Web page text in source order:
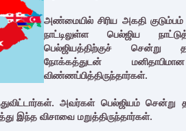
அண்மையில் சிரிய அகதி
நாட்டிலுள்ள பெல்ஜிய
பெல்ஜியத்திற்குச் சென்று
நோக்கத்துடன்
விண்ணப்பித்திருந்தார்கள்.
அவர்கள் பெல்ஜியம் சென்று
இந்த விசாவை மறுத்திருந்தார்கள்.